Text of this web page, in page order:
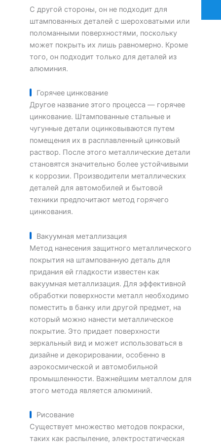
С другой стороны, он не подходит для
штампованных деталей с шероховатыми или
поломанными поверхностями, поскольку
может покрыть их лишь равномерно. Кроме
того, он подходит только для деталей из
алюминия.
Горячее цинкование
Другое название этого процесса — горячее
цинкование. Штампованные стальные и
чугунные детали оцинковываются путем
помещения их в расплавленный цинковый
раствор. После этого металлические детали
становятся значительно более устойчивыми
к коррозии. Производители металлических
деталей для автомобилей и бытовой
техники предпочитают метод горячего
цинкования.
Вакуумная металлизация
Метод нанесения защитного металлического
покрытия на штампованную деталь для
придания ей гладкости известен как
вакуумная металлизация. Для эффективной
обработки поверхности металл необходимо
поместить в банку или другой предмет, на
который можно нанести металлическое
покрытие. Это придает поверхности
зеркальный вид и может использоваться в
дизайне и декорировании, особенно в
аэрокосмической и автомобильной
промышленности. Важнейшим металлом для
этого метода является алюминий.
Рисование
Существует множество методов покраски,
таких как распыление, электростатическая